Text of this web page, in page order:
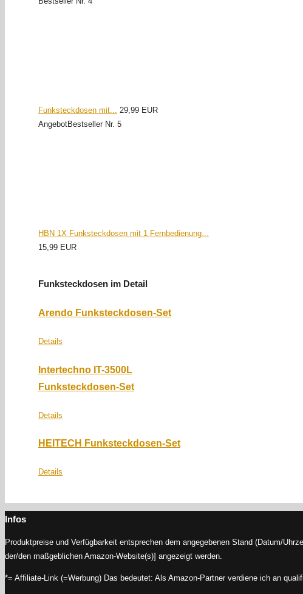
Funksteckdosen mit...
29,99 EUR
AngebotBestseller Nr. 5
HBN 1X Funksteckdosen mit 1 Fernbedienung...
15,99 EUR
Funksteckdosen im Detail
Arendo Funksteckdosen-Set
Details
Intertechno IT-3500L
Funksteckdosen-Set
Details
HEITECH Funksteckdosen-Set
Details
Infos
Produktpreise und Verfügbarkeit entsprechen dem angegebenen Stand (Datum/
der/den maßgeblichen Amazon-Website(s)] angezeigt werden.
*= Affiliate-Link (=Werbung) Das bedeutet: Als Amazon-Partner verdiene ich an